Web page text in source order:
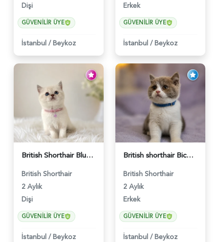
Dişi
GÜVENILIR ÜYE
İstanbul / Beykoz
Erkek
GÜVENILIR ÜYE
İstanbul / Beykoz
British Shorthair Blue Point Kızımız 2 Aylık - 5149
British Shorthair
2 Aylık
Dişi
GÜVENILIR ÜYE
İstanbul / Beykoz
British shorthair Bicolor Lilac Erkek - 5905
British Shorthair
2 Aylık
Erkek
GÜVENILIR ÜYE
İstanbul / Beykoz